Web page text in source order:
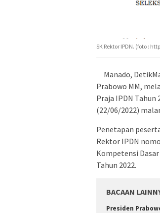
SK Rektor IPDN. (foto :
Manado,
Prabowo MM,
Praja IPDN Tahun
(22/06/2022)
Penetapan
Rektor IPDN
Kompetensi
Tahun 2022.
BACAAN
Presiden